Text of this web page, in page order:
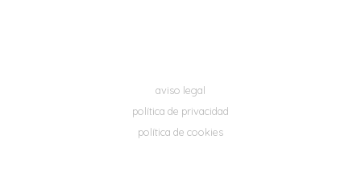
aviso legal
política de privacidad
política de cookies